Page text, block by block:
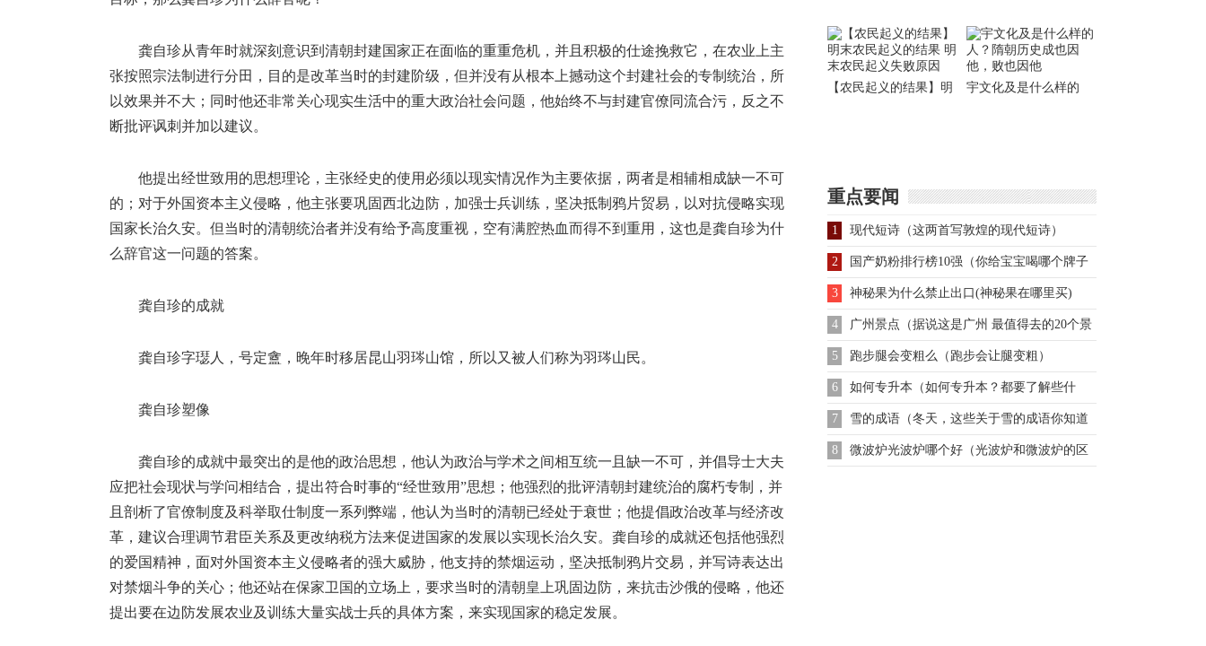
龚自珍从青年时就深刻意识到清朝封建国家正在面临的重重危机，并且积极的仕途挽救它，在农业上主
张按照宗法制进行分田，目的是改革当时的封建阶级，但并没有从根本上撼动这个封建社会的专制统治，所
以效果并不大；同时他还非常关心现实生活中的重大政治社会问题，他始终不与封建官僚同流合污，反之不
断批评讽刺并加以建议。
他提出经世致用的思想理论，主张经史的使用必须以现实情况作为主要依据，两者是相辅相成缺一不可
的；对于外国资本主义侵略，他主张要巩固西北边防，加强士兵训练，坚决抵制鸦片贸易，以对抗侵略实现
国家长治久安。但当时的清朝统治者并没有给予高度重视，空有满腔热血而得不到重用，这也是龚自珍为什
么辞官这一问题的答案。
龚自珍的成就
龚自珍字璱人，号定盦，晚年时移居昆山羽琌山馆，所以又被人们称为羽琌山民。
龚自珍塑像
龚自珍的成就中最突出的是他的政治思想，他认为政治与学术之间相互统一且缺一不可，并倡导士大夫
应把社会现状与学问相结合，提出符合时事的“经世致用”思想；他强烈的批评清朝封建统治的腐朽专制，并
且剖析了官僚制度及科举取仕制度一系列弊端，他认为当时的清朝已经处于衰世；他提倡政治改革与经济改
革，建议合理调节君臣关系及更改纳税方法来促进国家的发展以实现长治久安。龚自珍的成就还包括他强烈
的爱国精神，面对外国资本主义侵略者的强大威胁，他支持的禁烟运动，坚决抵制鸦片交易，并写诗表达出
对禁烟斗争的关心；他还站在保家卫国的立场上，要求当时的清朝皇上巩固边防，来抗击沙俄的侵略，他还
提出要在边防发展农业及训练大量实战士兵的具体方案，来实现国家的稳定发展。
【农民起义的结果】明
宇文化及是什么样的
重点要闻
1 现代短诗（这两首写敦煌的现代短诗）
2 国产奶粉排行榜10强（你给宝宝喝哪个牌子
的奶粉）
3 神秘果为什么禁止出口(神秘果在哪里买)
4 广州景点（据说这是广州 最值得去的20个景
点）
5 跑步腿会变粗么（跑步会让腿变粗）
6 如何专升本（如何专升本？都要了解些什
么？）
7 雪的成语（冬天，这些关于雪的成语你知道
几个？）
8 微波炉光波炉哪个好（光波炉和微波炉的区